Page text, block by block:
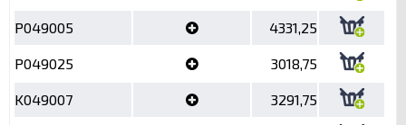
P049005 4331,25
P049025 3018,75
K049007 3291,75